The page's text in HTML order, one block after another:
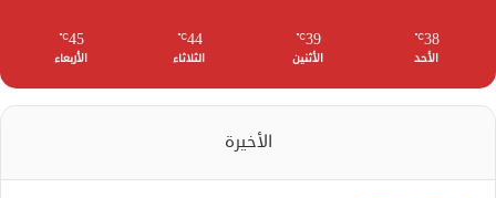
38
℃
الأحد
39
℃
الأثنين
44
℃
الثلاثاء
45
℃
الأربعاء
الأخيرة